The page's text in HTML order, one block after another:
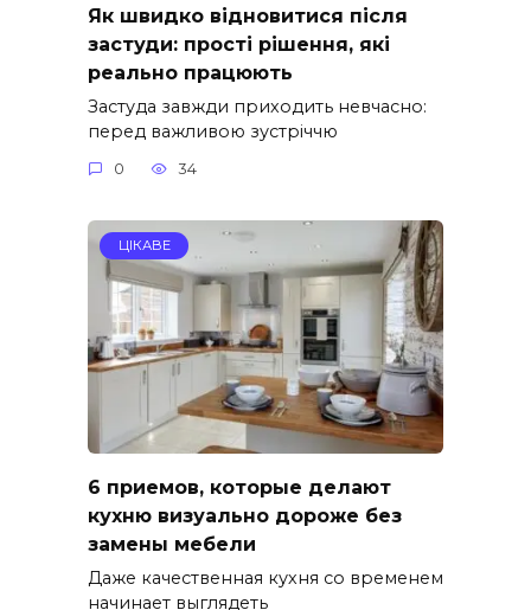
Як швидко відновитися після
застуди: прості рішення, які
реально працюють
Застуда завжди приходить невчасно:
перед важливою зустріччю
0 34
ЦІКАВЕ
6 приемов, которые делают
кухню визуально дороже без
замены мебели
Даже качественная кухня со временем
начинает выглядеть